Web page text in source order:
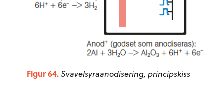
Figur 64.Svavelsyraanodisering, principskiss